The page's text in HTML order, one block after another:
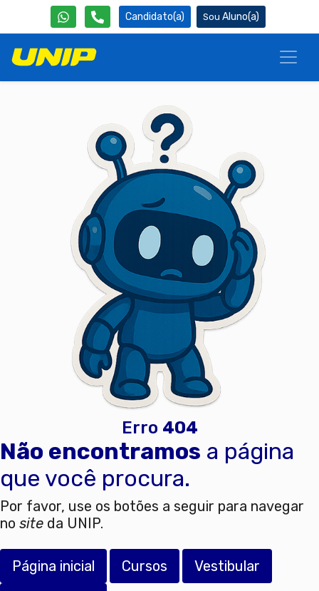
Candidato(a) Aluno(a)
Erro 404
Não encontramos a página
que você procura.
Por favor, use os botões a seguir para navegar
no site da UNIP.
Página inicial Cursos
Vestibular